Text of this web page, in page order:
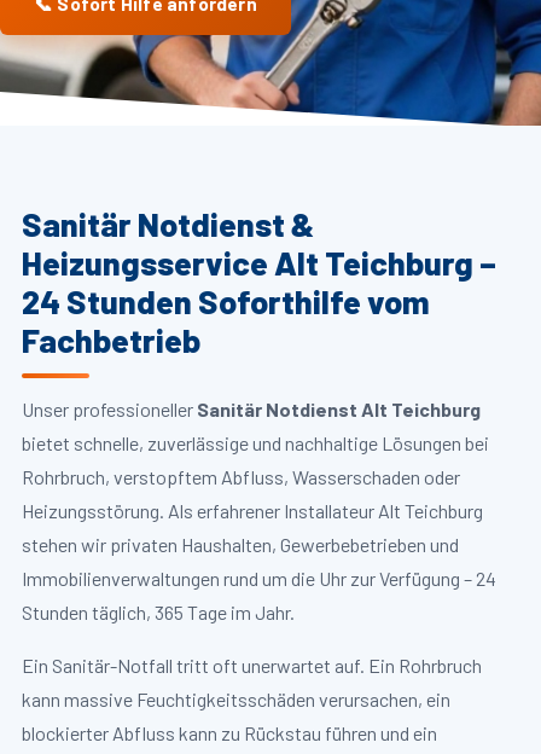
Sanitär Notdienst &
Heizungsservice Alt Teichburg –
24 Stunden Soforthilfe vom
Fachbetrieb
Unser professioneller Sanitär Notdienst Alt Teichburg
bietet schnelle, zuverlässige und nachhaltige Lösungen bei
Rohrbruch, verstopftem Abfluss, Wasserschaden oder
Heizungsstörung. Als erfahrener Installateur Alt Teichburg
stehen wir privaten Haushalten, Gewerbebetrieben und
Immobilienverwaltungen rund um die Uhr zur Verfügung – 24
Stunden täglich, 365 Tage im Jahr.
Ein Sanitär-Notfall tritt oft unerwartet auf. Ein Rohrbruch
kann massive Feuchtigkeitsschäden verursachen, ein
blockierter Abfluss kann zu Rückstau führen und ein